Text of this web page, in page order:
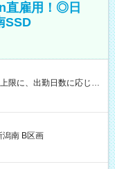
直雇用！◎日
SSD
限に、出勤日数に応じて
料無料（Amazon負担）
潟南 B区画